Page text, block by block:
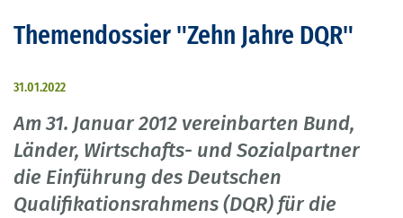
Themendossier "Zehn Jahre DQR"
31.01.2022
Am 31. Januar 2012 vereinbarten Bund,
Länder, Wirtschafts- und Sozialpartner
die Einführung des Deutschen
Qualifikationsrahmens (DQR) für die